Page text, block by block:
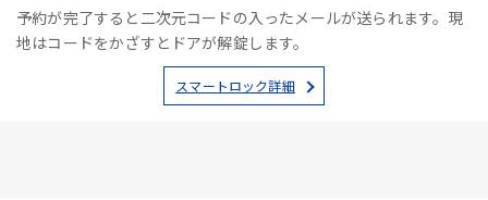
予約が完了すると二次元コードの入ったメールが送られます。現
地はコードをかざすとドアが解錠します。
スマートロック詳細